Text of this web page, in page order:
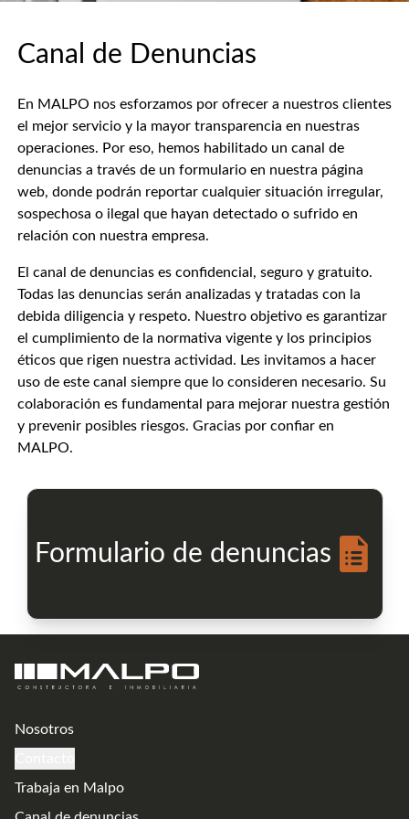
Canal de Denuncias
En MALPO nos esforzamos por ofrecer a nuestros clientes
el mejor servicio y la mayor transparencia en nuestras
operaciones. Por eso, hemos habilitado un canal de
denuncias a través de un formulario en nuestra página
web, donde podrán reportar cualquier situación irregular,
sospechosa o ilegal que hayan detectado o sufrido en
relación con nuestra empresa.
El canal de denuncias es confidencial, seguro y gratuito.
Todas las denuncias serán analizadas y tratadas con la
debida diligencia y respeto. Nuestro objetivo es garantizar
el cumplimiento de la normativa vigente y los principios
éticos que rigen nuestra actividad. Les invitamos a hacer
uso de este canal siempre que lo consideren necesario. Su
colaboración es fundamental para mejorar nuestra gestión
y prevenir posibles riesgos. Gracias por confiar en
MALPO.
Formulario de denuncias
Nosotros
Trabaja en Malpo